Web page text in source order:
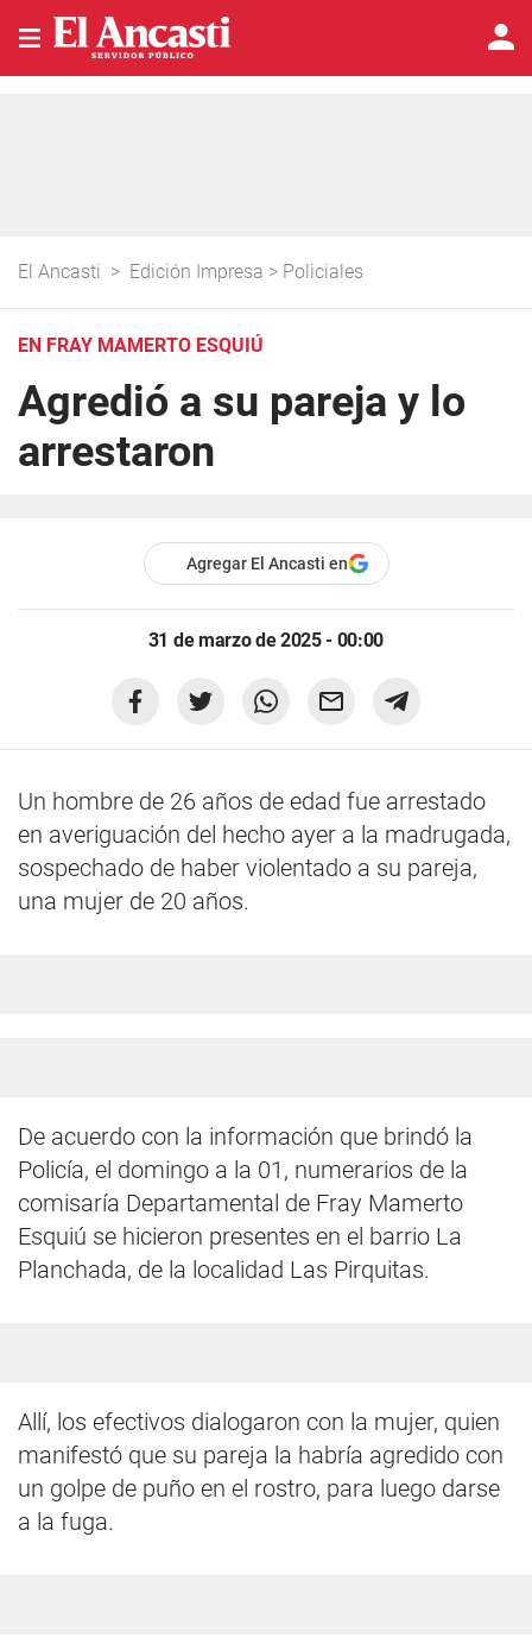
El Ancasti > Edición Impresa > Policiales
EN FRAY MAMERTO ESQUIÚ
Agredió a su pareja y lo
arrestaron
Agregar El Ancasti en
31 de marzo de 2025 - 00:00
Un hombre de 26 años de edad fue arrestado
en averiguación del hecho ayer a la madrugada,
sospechado de haber violentado a su pareja,
una mujer de 20 años.
De acuerdo con la información que brindó la
Policía, el domingo a la 01, numerarios de la
comisaría Departamental de Fray Mamerto
Esquiú se hicieron presentes en el barrio La
Planchada, de la localidad Las Pirquitas.
Allí, los efectivos dialogaron con la mujer, quien
manifestó que su pareja la habría agredido con
un golpe de puño en el rostro, para luego darse
a la fuga.